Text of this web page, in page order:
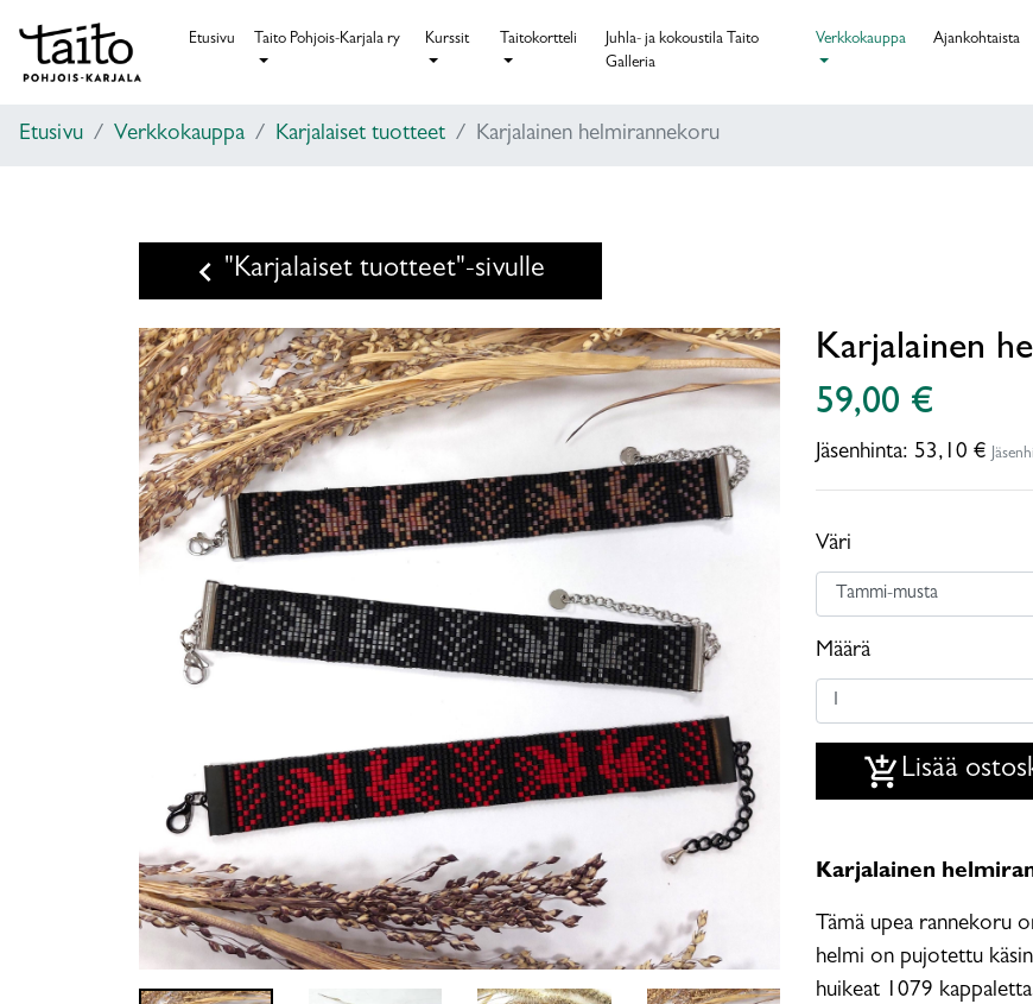
Etusivu Taito Pohjois-Karjala ry Kurssit Taitokortteli
Juhla- ja kokoustila Taito
Galleria
Verkkokauppa Ajankohtaista
Etusivu Verkkokauppa Karjalaiset tuotteet Karjalainen helmirannekoru
keyboard_arrow_left "Karjalaiset tuotteet"-sivulle
Karjalainen
59,00 €
Jäsenhinta: 53,10 €
Väri
Määrä
add_shopping_cart Lisää
Karjalainen
Tämä upea rannekoru
helmi on pujotettu
huikeat 1079